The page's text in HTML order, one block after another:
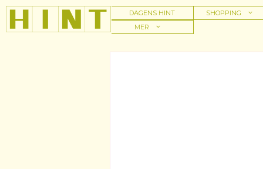
Hoppa
innehåll
DAGENS HINT
SHOPPING
MER